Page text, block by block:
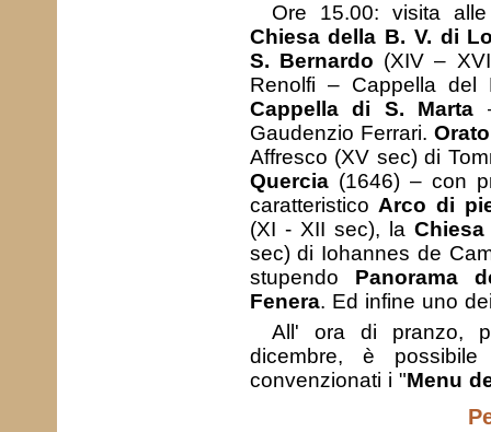
Ore 15.00: visita
Chiesa della B. V. di
S. Bernardo (XIV –
Renolfi – Cappella del
Cappella di S. Marta
Gaudenzio Ferrari.
Affresco (XV sec) di
Quercia(1646) – con
caratteristico Arco di
(XI - XII sec), la
sec) di Iohannes de
stupendo Panorama
Fenera. Ed infine uno
All' ora di pranzo,
dicembre, è
convenzionati i "Menu